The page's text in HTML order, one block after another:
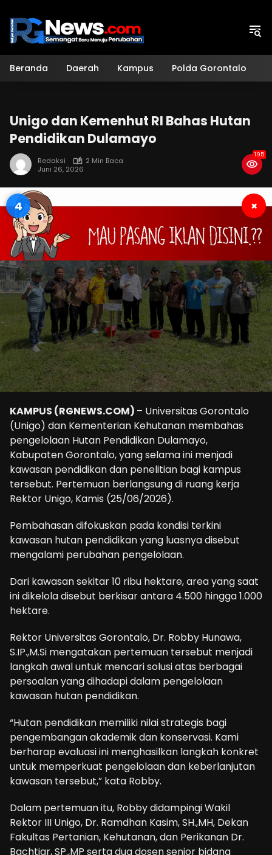
konten
Beranda Daerah Kampus Polda Gorontalo
Unigo dan Kemenhut RI Bahas Hutan
Pendidikan Dulamayo
Redaksi
2 Min Baca
Juni 26, 2026
195
3 ×
KAMPUS (RGNEWS.COM) – Universitas Gorontalo
(Unigo) dan Kementerian Kehutanan membahas
pengelolaan Hutan Pendidikan Dulamayo,
Kabupaten Gorontalo, yang selama ini menjadi
kawasan pendidikan dan penelitian bagi kampus
tersebut. Pertemuan berlangsung di ruang kerja
Rektor Unigo, Kamis (25/06/2026).
Pembahasan difokuskan pada kondisi terkini
kawasan hutan pendidikan yang luasnya disebut
mengalami perubahan pengelolaan.
Dari kawasan sekitar 10 ribu hektare, area yang saat
ini dikelola disebut berkisar antara 4.500 hingga 1.000
hektare.
Rektor Universitas Gorontalo, Dr. Robby Hunawa,
S.IP.,M.Si mengatakan pertemuan tersebut menjadi
langkah awal untuk mencari solusi atas berbagai
persoalan yang dihadapi dalam pengelolaan
kawasan hutan pendidikan.
“Hutan pendidikan memiliki nilai strategis bagi
pengembangan akademik dan konservasi. Kami
berharap evaluasi ini menghasilkan langkah konkret
untuk memperkuat pengelolaan dan keberlanjutan
kawasan tersebut,” kata Robby.
Dalam pertemuan itu, Robby didampingi Wakil
Rektor III Unigo, Dr. Ramdhan Kasim, SH.,MH, Dekan
Fakultas Pertanian, Kehutanan, dan Perikanan Dr.
Bachtiar, SP.,MP serta dua dosen senior bidang